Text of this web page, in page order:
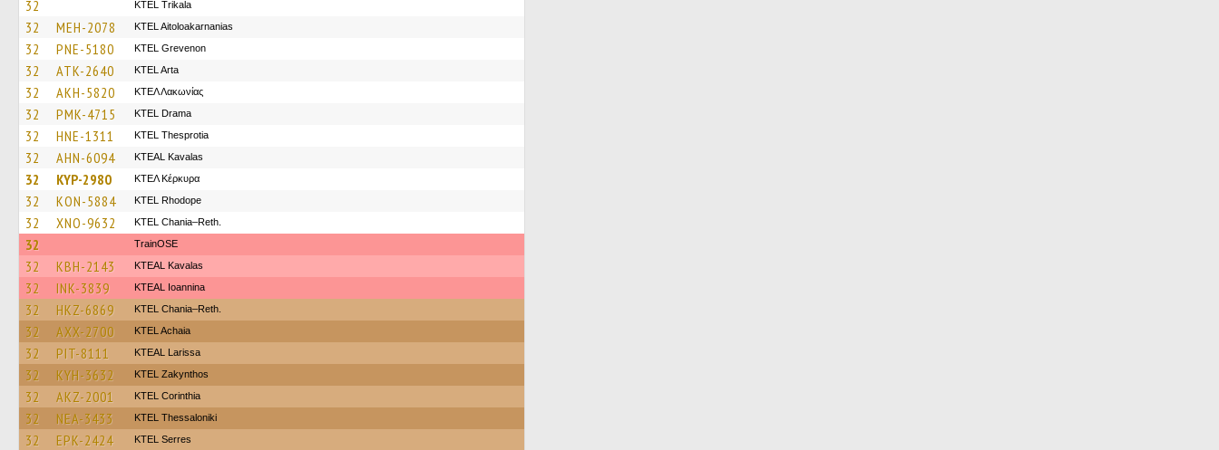
32 ΚΤΕL Τrikala
32 MEH-2078 KTEL Aitoloakarnanias
32 PNE-5180 ΚΤΕL Grevenon
32 ATK-2640 KTEL Arta
32 AKH-5820 ΚΤΕΛ Λακωνίας
32 PMK-4715 KTEL Drama
32 HNE-1311 KTEL Thesprotia
32 AHN-6094 KTEAL Kavalas
32 KYP-2980 ΚΤΕΛ Κέρκυρα
32 KON-5884 KTEL Rhodope
32 XNO-9632 KTEL Chania–Reth.
32 TrainΟSE
32 KBH-2143 KTEAL Kavalas
32 INK-3839 KTEAL Ioannina
32 HKZ-6869 KTEL Chania–Reth.
32 AXX-2700 KTEL Achaia
32 PIT-8111 KTEAL Larissa
32 KYH-3632 KTEL Zakynthos
32 AKZ-2001 KTEL Corinthia
32 NEA-3433 KTEL Thessaloniki
32 EPK-2424 KTEL Serres